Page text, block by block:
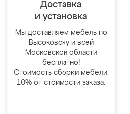
Доставка
и установка
Мы доставляем мебель по
Высоковску и всей
Московской области
бесплатно!
Стоимость сборки мебели:
10% от стоимости заказа.